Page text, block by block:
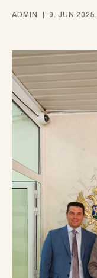
ADMIN 9. JUN 2025.